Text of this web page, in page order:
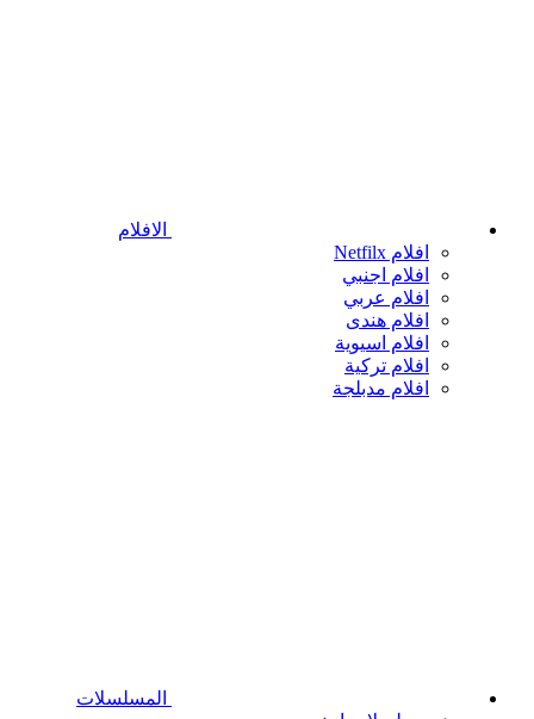
الافلام
افلام Netfilx
افلام اجنبي
افلام عربي
افلام هندى
افلام اسيوية
افلام تركية
افلام مدبلجة
المسلسلات